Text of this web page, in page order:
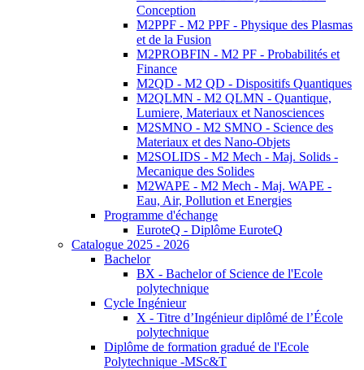
Conception
M2PPF - M2 PPF - Physique des Plasmas
et de la Fusion
M2PROBFIN - M2 PF - Probabilités et
Finance
M2QD - M2 QD - Dispositifs Quantiques
M2QLMN - M2 QLMN - Quantique,
Lumiere, Materiaux et Nanosciences
M2SMNO - M2 SMNO - Science des
Materiaux et des Nano-Objets
M2SOLIDS - M2 Mech - Maj. Solids -
Mecanique des Solides
M2WAPE - M2 Mech - Maj. WAPE -
Eau, Air, Pollution et Energies
Programme d'échange
EuroteQ - Diplôme EuroteQ
Catalogue 2025 - 2026
Bachelor
BX - Bachelor of Science de l'Ecole
polytechnique
Cycle Ingénieur
X - Titre d’Ingénieur diplômé de l’École
polytechnique
Diplôme de formation gradué de l'Ecole
Polytechnique -MSc&T